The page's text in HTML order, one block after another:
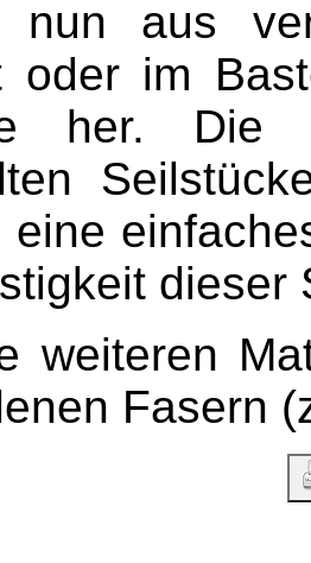
nun aus
oder im
her. Die
eine
dieser
weiteren
Fasern